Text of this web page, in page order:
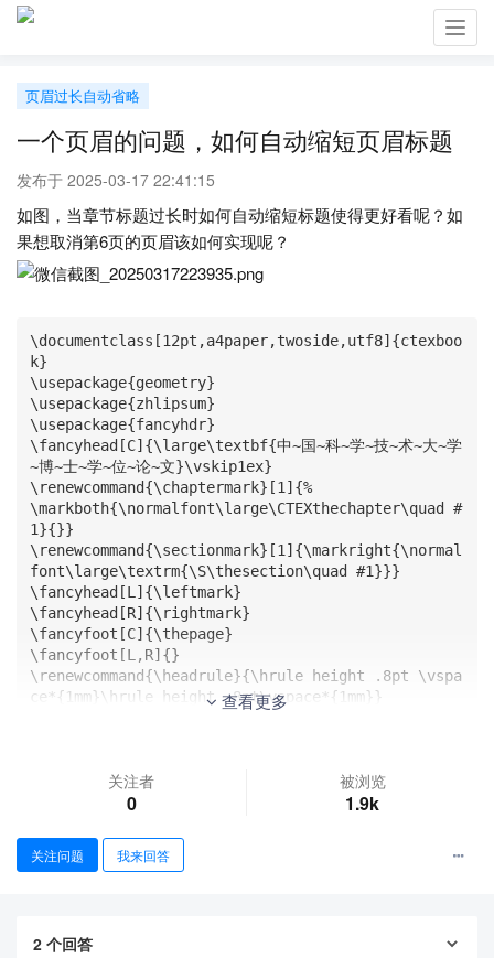
页眉过长自动省略
一个页眉的问题，如何自动缩短页眉标题
发布于 2025-03-17 22:41:15
如图，当章节标题过长时如何自动缩短标题使得更好看呢？如
果想取消第6页的页眉该如何实现呢？
\documentclass[12pt,a4paper,twoside,utf8]{ctexboo
k}
\usepackage{geometry}
\usepackage{zhlipsum}
\usepackage{fancyhdr}
\fancyhead[C]{\large\textbf{中~国~科~学~技~术~大~学
~博~士~学~位~论~文}\vskip1ex}
\renewcommand{\chaptermark}[1]{%
\markboth{\normalfont\large\CTEXthechapter\quad #
1}{}}
\renewcommand{\sectionmark}[1]{\markright{\normal
font\large\textrm{\S\thesection\quad #1}}}
\fancyhead[L]{\leftmark}
\fancyhead[R]{\rightmark}
\fancyfoot[C]{\thepage}
\fancyfoot[L,R]{}
\renewcommand{\headrule}{\hrule height .8pt \vspa
ce*{1mm}\hrule height .8pt\vspace*{1mm}}
\chapter{第一章第一章第一章的名字啊啊啊啊第一章第一章第
\zhlipsum[1-8]
\chapter{第二章第二章第二章的名字啊啊啊啊第二章第二章第
\end{document}
查看更多
关注者
0
被浏览
1.9k
关注问题 我来回答
2 个回答